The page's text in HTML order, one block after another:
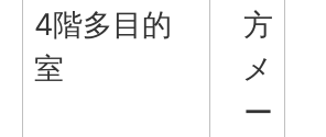
4階多目的
室
方
メ
ー